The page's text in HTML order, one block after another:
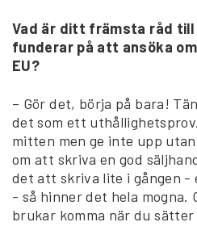
Vad är ditt främsta råd till
funderar på att ansöka
EU?
– Gör det, börja på bara!
det som ett
mitten men ge inte upp
om att skriva en god
det att skriva lite i gången
- så hinner det hela mogna.
brukar komma när du sätter